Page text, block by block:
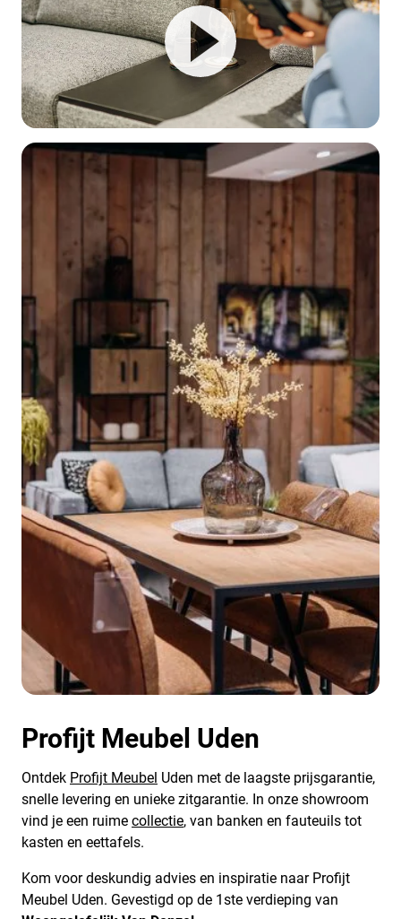
Profijt Meubel Uden
Ontdek Profijt Meubel Uden met de laagste prijsgarantie,
snelle levering en unieke zitgarantie. In onze showroom
vind je een ruime collectie, van banken en fauteuils tot
kasten en eettafels.
Kom voor deskundig advies en inspiratie naar Profijt
Meubel Uden. Gevestigd op de 1ste verdieping van